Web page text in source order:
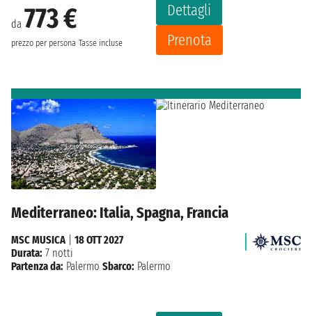
da 773 €
prezzo per persona Tasse incluse
Dettagli
Prenota
Mediterraneo: Italia, Spagna, Francia
MSC MUSICA| 18 OTT 2027
Durata: 7 notti
Partenza da: Palermo Sbarco: Palermo